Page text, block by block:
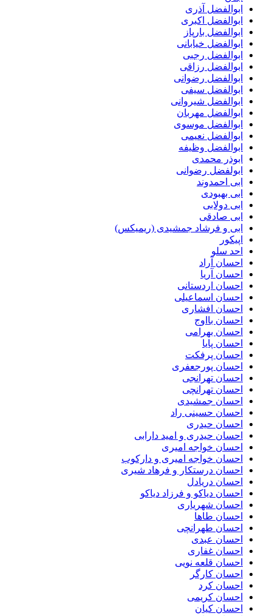
ابوالفضل آذری
ابوالفضل اکبری
ابوالفضل بارپاز
ابوالفضل خیابانی
ابوالفضل رجبی
ابوالفضل رزاقی
ابوالفضل رضوانی
ابوالفضل سیفی
ابوالفضل شیروانی
ابوالفضل مهربان
ابوالفضل موسوی
ابوالفضل نعیمی
ابوالفضل وظیفه
ابوذر محمدی
ابولفضل رضوانی
ابی احمدوند
ابی بهبودی
ابی دولابی
ابی صادقی
ابی و فرشاد جمشیدی (ریمیکس)
اپیکور
احد سلو
احسان آراد
احسان آریا
احسان اردستانی
احسان اسماعیلی
احسان افشاری
احسان بااوج
احسان بهرامی
احسان پایا
احسان پرفکت
احسان پورجعفری
احسان تهرانجی
احسان تهرانچی
احسان جمشیدی
احسان حسینی راد
احسان حیدری
احسان حیدری و امید دارابی
احسان خواجه امیری
احسان خواجه امیری و دارکوب
احسان درستكار و فرهاد شيرى
احسان دریادل
احسان دیاکو و فرزاد دیاکو
احسان شهریاری
احسان طاها
احسان طهرانچی
احسان عبدی
احسان غفاری
احسان قلعه نویی
احسان کارگر
احسان کرد
احسان کریمی
احسان کیان